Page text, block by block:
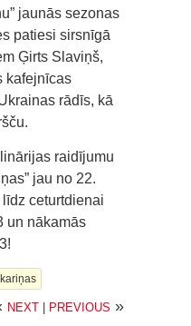
jaunās sezonas
patiesi sirsnīgā
Ģirts Slaviņš,
kafejnīcas
rādīs, kā
raidījumu
jau no 22.
ceturtdienai
un nākamās
NEXT PREVIOUS »